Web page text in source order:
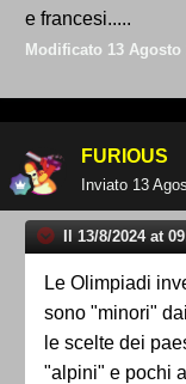
e francesi.....
Modificato 13 Agosto
FURIOUS
Inviato 13
Il 13/8/2024 at
Le Olimpiadi
sono "minori"
le scelte dei
"alpini" e pochi